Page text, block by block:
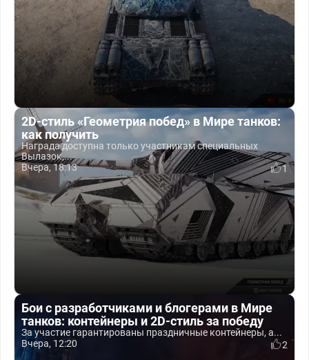
2D-стиль «Геометрия побед» в Мире танков:
как получить
Награда доступна только участникам специальных
Вылазок,...
Вчера, 18:13
1
Бои с разработчиками и блогерами в Мире
танков: контейнеры и 2D-стиль за победу
За участие гарантированы праздничные контейнеры, а...
Вчера, 12:20
2